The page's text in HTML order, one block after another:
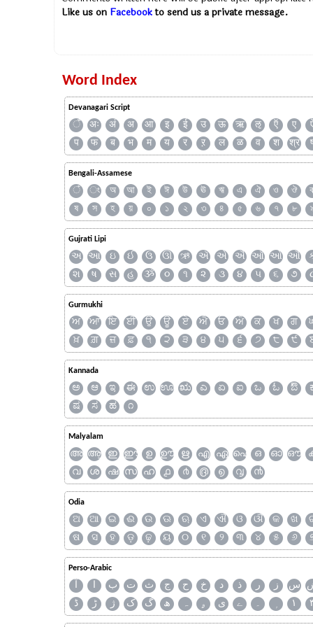
Like us on Facebookto send us a private message.
Word Index
Devanagari Script
ँ अः अं अ आ इ ई उ ऊ ऋ ऌ ऍ ए
प
फ ब भ म य र ऱ ल ळ व श श्र
Bengali-Assamese
ঁ ং অ আ ই ঈ উ ঊ ঋ এ ঐ ও ঔ
ষ
স হ য় ০ ১ ২ ৩ ৪ ৫ ৬ ৭ ৮
Gujrati Lipi
અ આ ઇ ઈ ઉ ઊ ઋ ઍ એ ઐ ઑ ઓ ઔ
શ
ષ સ હ ૐ ૦ ૧ ૨ ૩ ૪ ૫ ૬ ૭
Gurmukhi
ਅ ਆ ਇ ਈ ਉ ਊ ਏ ਐ ਓ ਔ ਕ ਖ ਗ
ਖ਼
ਗ਼ ਜ਼ ਫ਼ ੧ ੨ ੩ ੪ ੫ ੬ ੭ ੮ ੯
Kannada
ಅ ಆ ಇ ಈ ಉ ಊ ಋ ಎ ಏ ಐ ಒ ಓ ಔ
ಷ
ಸ ಹ ೧
Malyalam
അ ആ ഇ ഈ ഉ ഊ ഋ എ ഏ ഐ ഒ ഓ ഔ
വ
ശ ഷ സ ഹ ൧ ൪ ൫ ൭ ൮ ൯
Odia
ଅ ଆ ଇ ଈ ଉ ଊ ଋ ଏ ଐ ଓ ଔ କ ଖ
ଷ
ସ ହ ଡ଼ ଢ଼ ୟ ୦ ୧ ୨ ୩ ୪ ୫ ୬
Perso-Arabic
آ ا ب ت ث ج ح خ د ذ ر ز س
ڈ
ڑ ژ ک گ ھ ہ ۄ ی ے ۔ ۱